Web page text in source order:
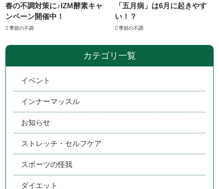
春の不調対策に♪IZM酵素キャ
ンペーン開催中！
季節の不調
「五月病」は6月に起きやす
い！？
季節の不調
カテゴリ一覧
イベント
インナーマッスル
お知らせ
ストレッチ・セルフケア
スポーツの怪我
ダイエット